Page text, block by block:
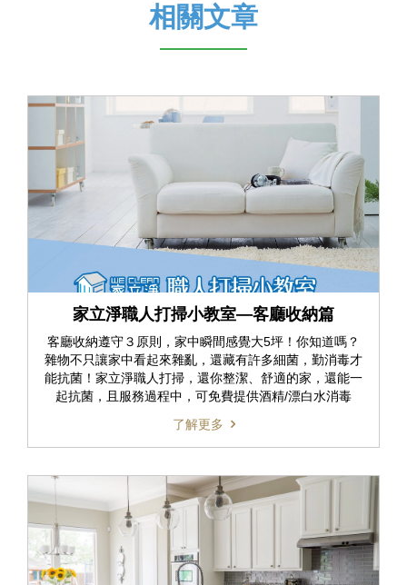
相關文章
家立淨職人打掃小教室—客廳收納篇
客廳收納遵守３原則，家中瞬間感覺大5坪！你知道嗎？
雜物不只讓家中看起來雜亂，還藏有許多細菌，勤消毒才
能抗菌！家立淨職人打掃，還你整潔、舒適的家，還能一
起抗菌，且服務過程中，可免費提供酒精/漂白水消毒
了解更多